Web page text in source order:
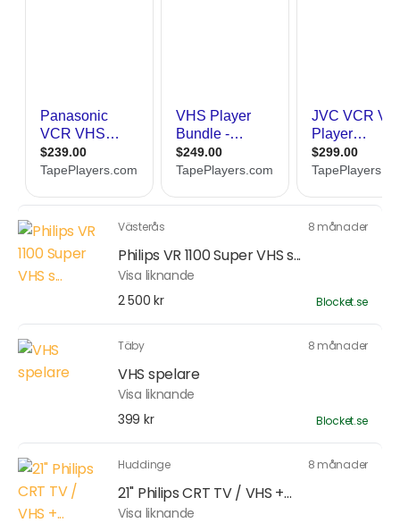
Västerås 8 månader
Philips VR 1100 Super VHS s...
Visa liknande
2 500 kr
Blocket.se
Täby 8 månader
VHS spelare
Visa liknande
399 kr
Blocket.se
Huddinge 8 månader
21" Philips CRT TV / VHS +...
Visa liknande